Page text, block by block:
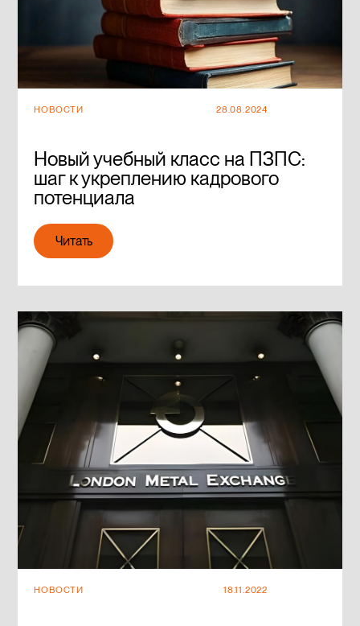
НОВОСТИ 28.08.2024
Новый учебный класс на ПЗПС:
шаг к укреплению кадрового
потенциала
Читать
Читать
НОВОСТИ 18.11.2022